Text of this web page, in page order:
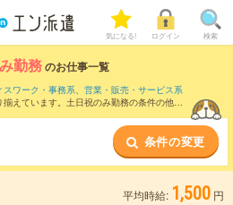
気になる! ログイン 検索
勤務のお仕事一覧
スワーク・事務系、 営業・販売・サービス系
えています。土日祝のみ勤務の条件の他
条件の変更
平均時給: 1,500 円